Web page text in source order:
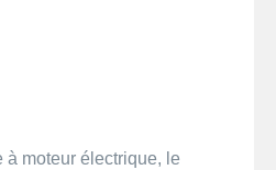
à moteur électrique, le